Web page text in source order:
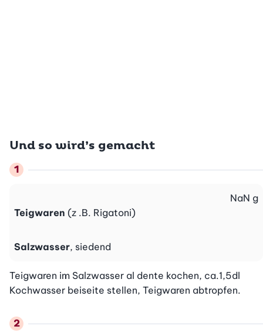
Und so wird’s gemacht
Teigwaren (z .B. Rigatoni)
NaN g
Salzwasser, siedend
Teigwaren im Salzwasser al dente kochen, ca.1,5dl
Kochwasser beiseite stellen, Teigwaren abtropfen.